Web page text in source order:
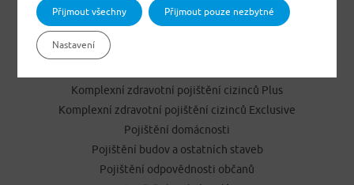
Cestovní pojištění
Dětské úrazové pojištění MEDVÍDEK
Komplexní zdravotní pojištění cizinců Plus
Komplexní zdravotní pojištění cizinců Exclusive
Pojištění domácnosti
Pojištění budov a ostatních staveb
Pojištění odpovědnosti občanů
Přijmout všechny Přijmout pouze nezbytné
Nastavení